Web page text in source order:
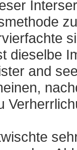
dieselbe
and